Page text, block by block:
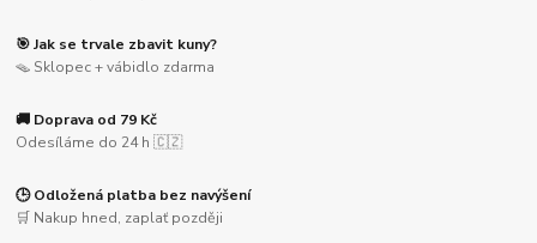
🎯 Jak se trvale zbavit kuny?
🪤 Sklopec + vábidlo zdarma
🚚 Doprava od 79 Kč
Odesíláme do 24 h 🇨🇿
🕒 Odložená platba bez navýšení
🛒 Nakup hned, zaplať později